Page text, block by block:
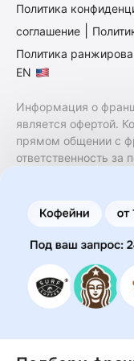
Политика
соглашение
Политика
EN
Информация о
является офертой.
прямом общении с
ответственность за
финансовые
коммерческой
не является
правообладателя и
предоставления
осуществленные
на сайте или
предоставленной